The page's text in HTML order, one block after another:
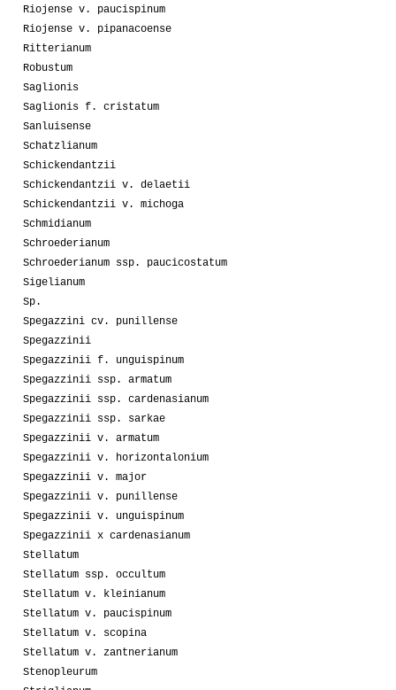
Riojense v. paucispinum
Riojense v. pipanacoense
Ritterianum
Robustum
Saglionis
Saglionis f. cristatum
Sanluisense
Schatzlianum
Schickendantzii
Schickendantzii v. delaetii
Schickendantzii v. michoga
Schmidianum
Schroederianum
Schroederianum ssp. paucicostatum
Sigelianum
Sp.
Spegazzini cv. punillense
Spegazzinii
Spegazzinii f. unguispinum
Spegazzinii ssp. armatum
Spegazzinii ssp. cardenasianum
Spegazzinii ssp. sarkae
Spegazzinii v. armatum
Spegazzinii v. horizontalonium
Spegazzinii v. major
Spegazzinii v. punillense
Spegazzinii v. unguispinum
Spegazzinii x cardenasianum
Stellatum
Stellatum ssp. occultum
Stellatum v. kleinianum
Stellatum v. paucispinum
Stellatum v. scopina
Stellatum v. zantnerianum
Stenopleurum